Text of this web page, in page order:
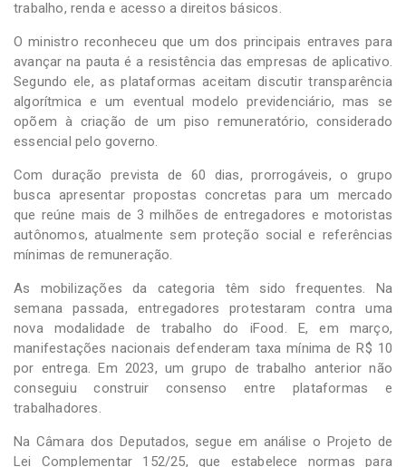
trabalho, renda e acesso a direitos básicos.
O ministro reconheceu que um dos principais entraves para
avançar na pauta é a resistência das empresas de aplicativo.
Segundo ele, as plataformas aceitam discutir transparência
algorítmica e um eventual modelo previdenciário, mas se
opõem à criação de um piso remuneratório, considerado
essencial pelo governo.
Com duração prevista de 60 dias, prorrogáveis, o grupo
busca apresentar propostas concretas para um mercado
que reúne mais de 3 milhões de entregadores e motoristas
autônomos, atualmente sem proteção social e referências
mínimas de remuneração.
As mobilizações da categoria têm sido frequentes. Na
semana passada, entregadores protestaram contra uma
nova modalidade de trabalho do iFood. E, em março,
manifestações nacionais defenderam taxa mínima de R$ 10
por entrega. Em 2023, um grupo de trabalho anterior não
conseguiu construir consenso entre plataformas e
trabalhadores.
Na Câmara dos Deputados, segue em análise o Projeto de
Lei Complementar 152/25, que estabelece normas para